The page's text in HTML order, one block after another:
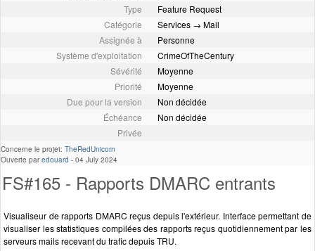
Type
Feature Request
Catégorie
Services → Mail
Assignée à
Personne
Système d'exploitation
CrimeOfTheCentury
Sévérité
Moyenne
Priorité
Moyenne
Due pour la version
Non décidée
Échéance
Non décidée
Privée
Concerne le projet: TheRedUnicorn
Ouverte paredouard - 04 July 2024
FS#165 - Rapports DMARC entrants
Visualiseur de rapports DMARC reçus depuis l'extérieur. Interface permettant de
visualiser les statistiques compilées des rapports reçus quotidiennement par les
serveurs mails recevant du trafic depuis TRU.